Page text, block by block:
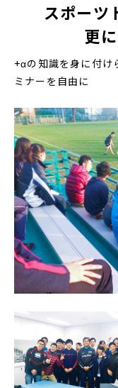
スポーツ
更
+αの知識を身に付け
ミナーを自由に